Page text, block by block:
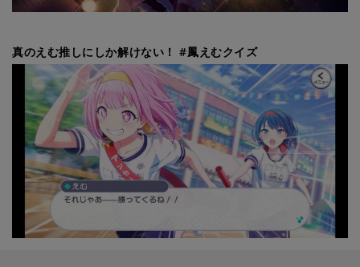
真のえむ推しにしか解けない！ #鳳えむクイズ